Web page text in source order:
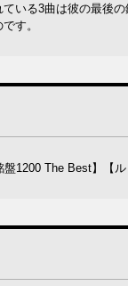
いる3曲は彼の最後
す。
盤1200 The Best】【